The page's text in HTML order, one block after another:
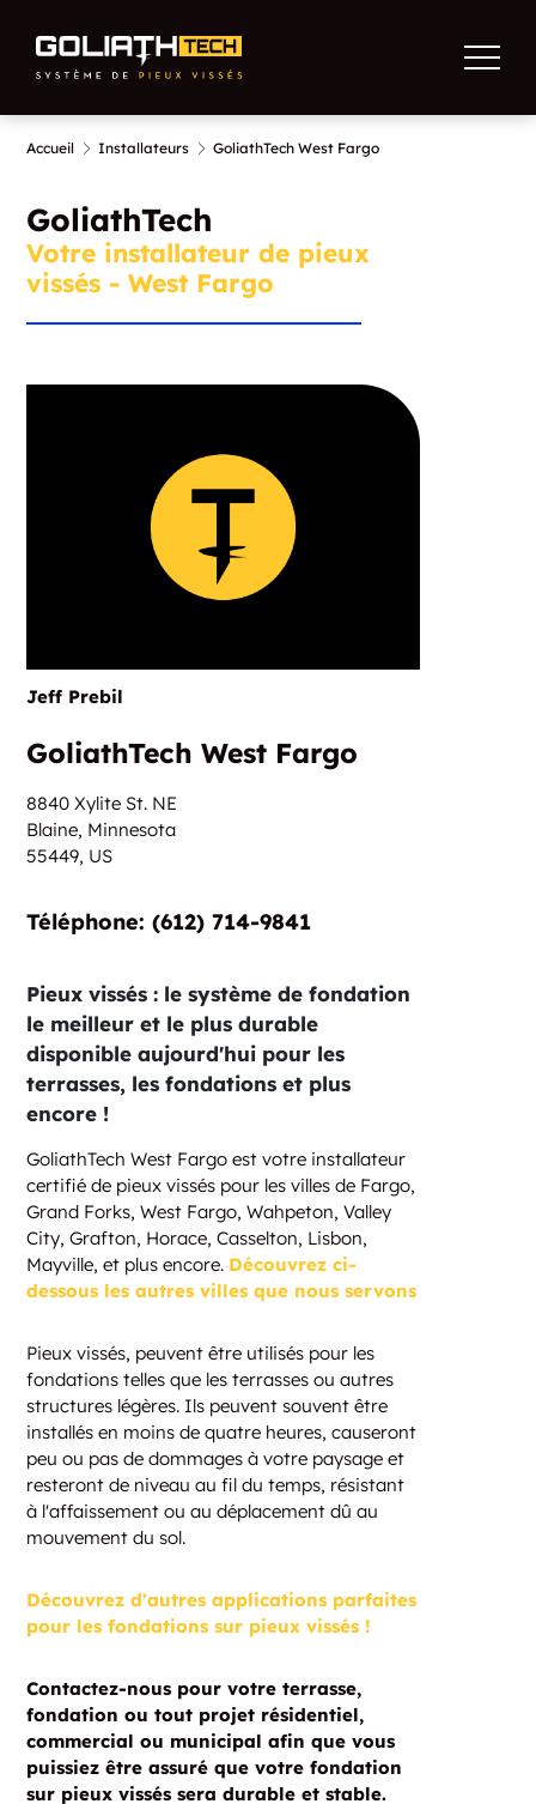
Accueil Installateurs GoliathTech West Fargo
GoliathTech
Votre installateur de pieux
vissés - West Fargo
Jeff Prebil
GoliathTech West Fargo
8840 Xylite St. NE
Blaine, Minnesota
55449, US
Téléphone:‏‏‎ ‎(612) 714-9841
Pieux vissés : le système de fondation
le meilleur et le plus durable
disponible aujourd'hui pour les
terrasses, les fondations et plus
encore !
GoliathTech West Fargo est votre installateur
certifié de pieux vissés pour les villes de Fargo,
Grand Forks, West Fargo, Wahpeton, Valley
City, Grafton, Horace, Casselton, Lisbon,
Mayville, et plus encore. Découvrez ci-
dessous les autres villes que nous servons
Pieux vissés, peuvent être utilisés pour les
fondations telles que les terrasses ou autres
structures légères. Ils peuvent souvent être
installés en moins de quatre heures, causeront
peu ou pas de dommages à votre paysage et
resteront de niveau au fil du temps, résistant
à l'affaissement ou au déplacement dû au
mouvement du sol.
Découvrez d'autres applications parfaites
pour les fondations sur pieux vissés !
Contactez-nous pour votre terrasse,
fondation ou tout projet résidentiel,
commercial ou municipal afin que vous
puissiez être assuré que votre fondation
sur pieux vissés sera durable et stable.